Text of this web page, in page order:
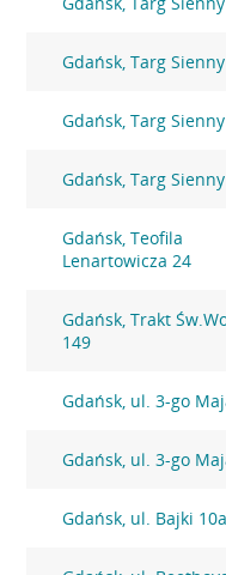
Gdańsk, Targ
Gdańsk, Targ
Gdańsk, Targ
Gdańsk, Teofila
Lenartowicza 24
Gdańsk, Trakt
149
Gdańsk, ul. 3-go
Gdańsk, ul. 3-go
Gdańsk, ul. Bajki 10a